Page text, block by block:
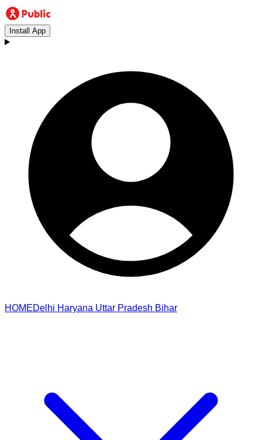
Install App
HOMEDelhi Haryana Uttar Pradesh Bihar